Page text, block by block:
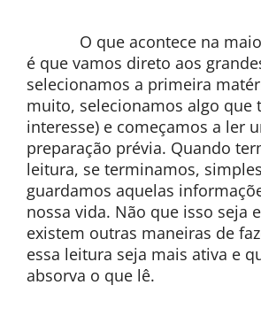
O que acontece na
é que vamos direto aos
selecionamos a primeira
muito, selecionamos algo que
interesse) e começamos a ler
preparação prévia. Quando
leitura, se terminamos,
guardamos aquelas
nossa vida. Não que isso seja
existem outras maneiras de
essa leitura seja mais ativa e
absorva o que lê.